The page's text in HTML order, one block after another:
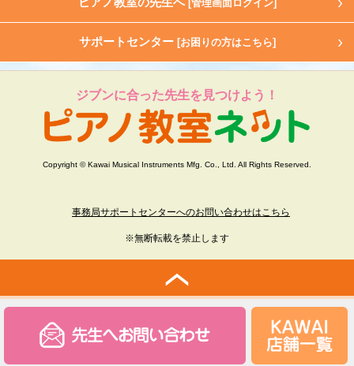
[管理画面ログイン]
サポートセンター [お困りの方はこちら]
ジブンに合った先生を見つけよう！
Copyright © Kawai Musical Instruments Mfg. Co., Ltd. All Rights Reserved.
事務局サポートセンターへのお問い合わせはこちら
※無断転載を禁止します